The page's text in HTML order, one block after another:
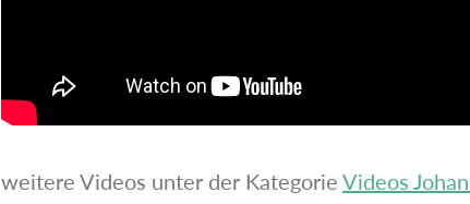
weitere Videos unter der Kategorie Videos